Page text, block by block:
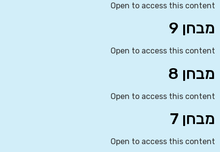
Open to access this content
מבחן 9
Open to access this content
מבחן 8
Open to access this content
מבחן 7
Open to access this content